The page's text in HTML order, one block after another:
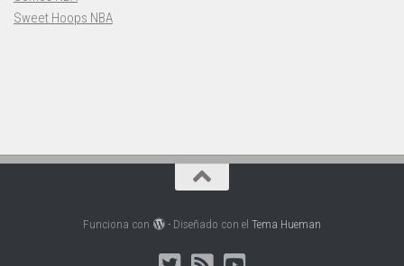
Sweet Hoops NBA
Funciona con - Diseñado con el Tema Hueman